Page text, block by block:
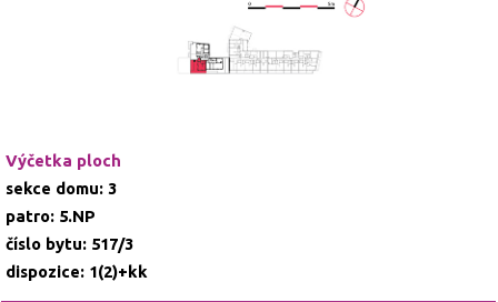
Výčetka ploch
sekce domu: 3
patro: 5.NP
číslo bytu: 517/3
dispozice: 1(2)+kk